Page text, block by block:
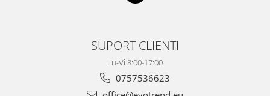
SUPORT CLIENTI
Lu-Vi 8:00-17:00
0757536623